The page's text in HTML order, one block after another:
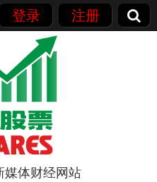
登录 注册
媒体财经网站